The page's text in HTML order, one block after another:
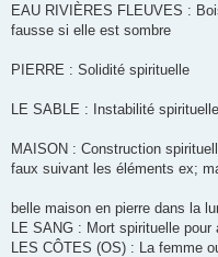
EAU RIVIÈRES FLEUVES :
fausse si elle est sombre
PIERRE : Solidité spirituelle
LE SABLE : Instabilité spirituelle
MAISON : Construction
faux suivant les éléments ex;
belle maison en pierre dans la
LE SANG : Mort spirituelle
LES CÔTES (OS) : La femme